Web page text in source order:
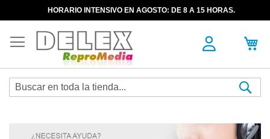
HORARIO INTENSIVO EN AGOSTO: DE 8 A 15 HORAS.